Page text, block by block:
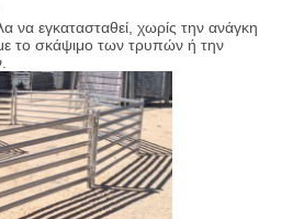
να εγκατασταθεί, χωρίς την ανάγκη
το σκάψιμο των τρυπών ή την